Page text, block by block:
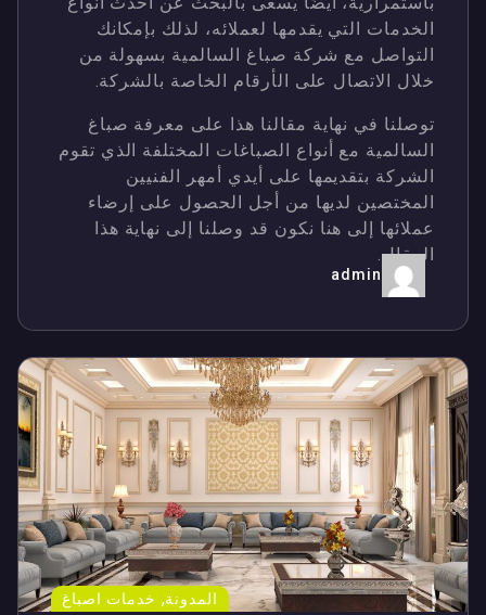
الخدمات التي يقدمها لعملائه، لذلك بإمكانك
التواصل مع شركة صباغ السالمية بسهولة من
خلال الاتصال على الأرقام الخاصة بالشركة.
توصلنا في نهاية مقالنا هذا على معرفة صباغ
السالمية مع أنواع الصباغات المختلفة الذي تقوم
الشركة بتقديمها على أيدي أمهر الفنيين
المختصين لديها من أجل الحصول على إرضاء
عملائها إلى هنا نكون قد وصلنا إلى نهاية هذا
المقال.
admin
المدونة, خدمات اصباغ